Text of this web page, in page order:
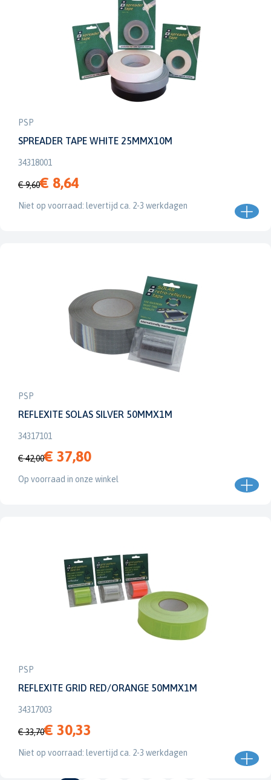
PSP
SPREADER TAPE WHITE 25MMX10M
34318001
€ 9,60€ 8,64
Niet op voorraad: levertijd ca. 2-3 werkdagen
PSP
REFLEXITE SOLAS SILVER 50MMX1M
34317101
€ 42,00€ 37,80
Op voorraad in onze winkel
PSP
REFLEXITE GRID RED/ORANGE 50MMX1M
34317003
€ 33,70€ 30,33
Niet op voorraad: levertijd ca. 2-3 werkdagen